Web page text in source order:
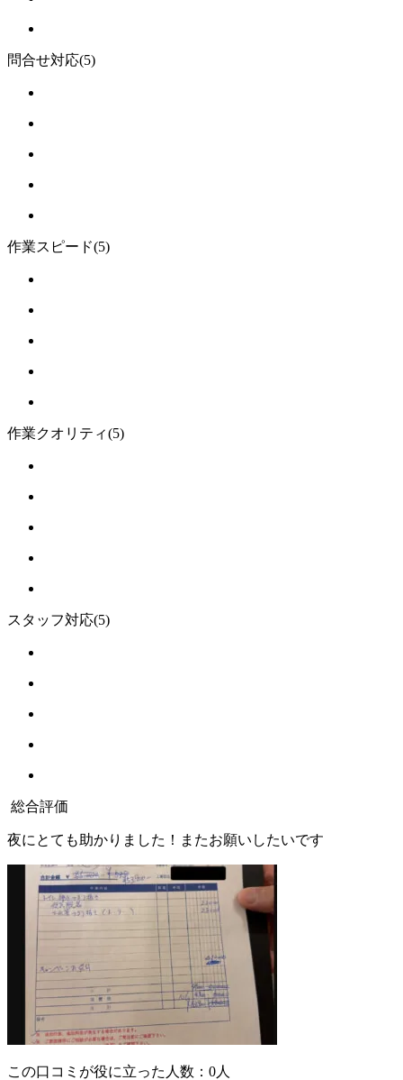
問合せ対応(5)
作業スピード(5)
作業クオリティ(5)
スタッフ対応(5)
総合評価
夜にとても助かりました！またお願いしたいです
この口コミが役に立った人数：0人